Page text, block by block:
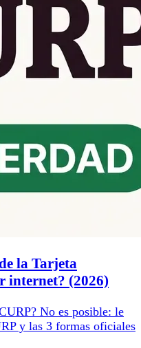
la Tarjeta
internet? (2026)
No es posible: le
y las 3 formas oficiales